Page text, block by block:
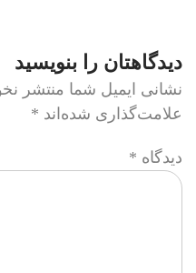
دیدگاهتان را بنویسید
نشانی ایمیل شما منتشر
علامت‌گذاری شده‌اند *
دیدگاه *